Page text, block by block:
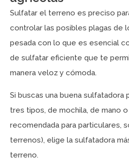
Sulfatar el terreno es preciso
controlar las posibles plagas de
pesada con lo que es esencial
de sulfatar eficiente que te
manera veloz y cómoda.
Si buscas una buena sulfatadora
tres tipos, de mochila, de mano
recomendada para particulares,
terrenos), elige la sulfatadora
terreno.